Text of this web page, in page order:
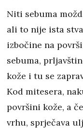
Niti sebuma
ali to nije ista
izbočine na
sebuma,
kože i tu se
Kod mitesera,
površini kože, a
vrhu, sprječava